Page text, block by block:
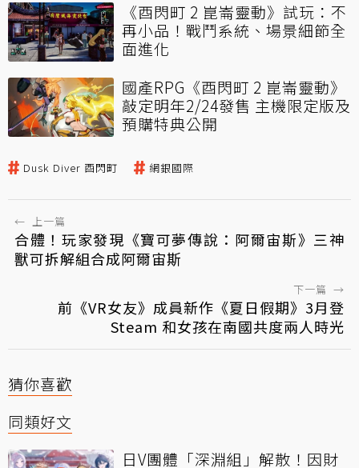
《酉閃町 2 崑崙靈動》試玩：不
再小品！戰鬥系統、場景細節全
面進化
國產RPG《酉閃町 2 崑崙靈動》
敲定明年2/24發售 主機限定版及
預購特典公開
Dusk Diver 酉閃町 網銀國際
← 上一篇
合體！玩家發現《寶可夢傳說：阿爾宙斯》三神
獸可拆解組合成阿爾宙斯
下一篇 →
前《VR女友》成員新作《夏日假期》3月登
Steam 和女孩在南國共度兩人時光
猜你喜歡
同類好文
日V團體「深淵組」解散！因財